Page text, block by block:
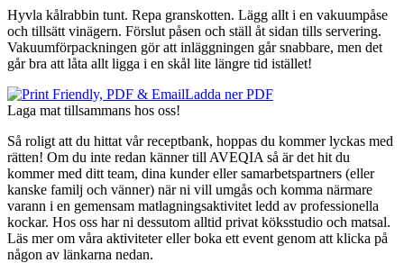
Hyvla kålrabbin tunt. Repa granskotten. Lägg allt i en vakuumpåse
och tillsätt vinägern. Förslut påsen och ställ åt sidan tills servering.
Vakuumförpackningen gör att inläggningen går snabbare, men det
går bra att låta allt ligga i en skål lite längre tid istället!
Ladda ner PDF
Laga mat tillsammans hos oss!
Så roligt att du hittat vår receptbank, hoppas du kommer lyckas med
rätten! Om du inte redan känner till AVEQIA så är det hit du
kommer med ditt team, dina kunder eller samarbetspartners (eller
kanske familj och vänner) när ni vill umgås och komma närmare
varann i en gemensam matlagningsaktivitet ledd av professionella
kockar. Hos oss har ni dessutom alltid privat köksstudio och matsal.
Läs mer om våra aktiviteter eller boka ett event genom att klicka på
någon av länkarna nedan.